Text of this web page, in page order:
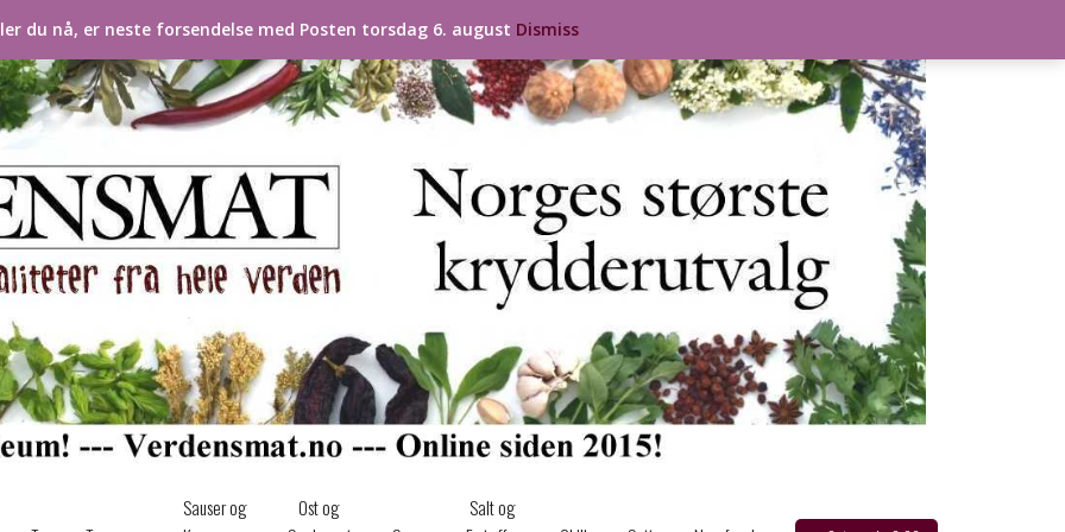
Sauser og
Ost og
Salt og
du nå, er neste forsendelse med Posten torsdag 6. august Dismiss